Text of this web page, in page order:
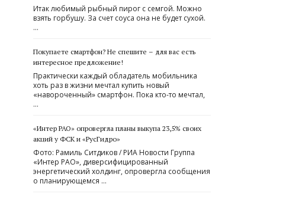
Итак любимый рыбный пирог с семгой. Можно
взять горбушу. За счет соуса она не будет сухой.
…
Покупаете смартфон? Не спешите – для вас есть
интересное предложение!
Практически каждый обладатель мобильника
хоть раз в жизни мечтал купить новый
«навороченный» смартфон. Пока кто-то мечтал,
…
«Интер РАО» опровергла планы выкупа 23,5% своих
акций у ФСК и «РусГидро»
Фото: Рамиль Ситдиков / РИА Новости Группа
«Интер РАО», диверсифицированный
энергетический холдинг, опровергла сообщения
о планирующемся …